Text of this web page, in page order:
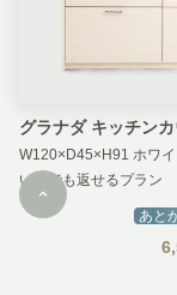
グラナダ キッチン
W120×D45×H91 ホワイ
いつでも返せるプラン
あと